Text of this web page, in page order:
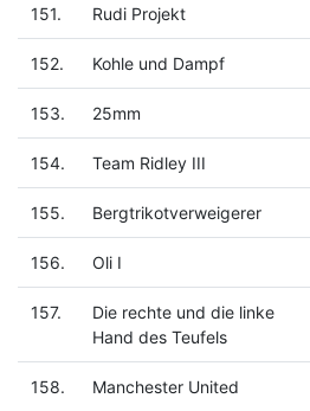
151. Rudi Projekt
152. Kohle und Dampf
153. 25mm
154. Team Ridley III
155. Bergtrikotverweigerer
156. Oli I
157.
Die rechte und die linke
Hand des Teufels
158. Manchester United